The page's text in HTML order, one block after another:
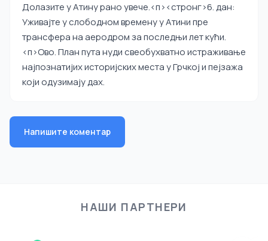
Долазите у Атину рано увече.<п><стронг>6. дан:
Уживајте у слободном времену у Атини пре
трансфера на аеродром за последњи лет кући.
<п>Ово. План пута нуди свеобухватно истраживање
најпознатијих историјских места у Грчкој и пејзажа
који одузимају дах.
Напишите коментар
НАШИ ПАРТНЕРИ